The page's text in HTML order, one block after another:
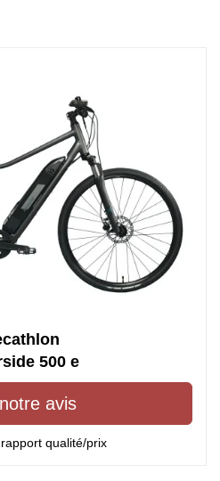
500 e
avis
qualité/prix